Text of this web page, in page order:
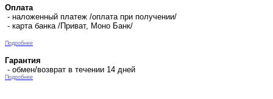
Оплата
- наложенный платеж /оплата при получении/
- карта банка /Приват, Моно Банк/
Подробнее
Гарантия
- обмен/возврат в течении 14 дней
Подробнее